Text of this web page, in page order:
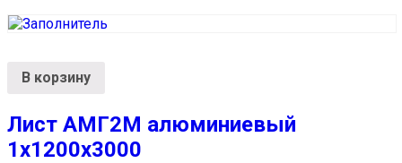
В корзину
Лист АМГ2М алюминиевый
1х1200х3000